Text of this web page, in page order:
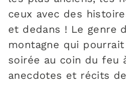
ceux avec des
et dedans ! Le genre
montagne qui
soirée au coin du feu
anecdotes et récits